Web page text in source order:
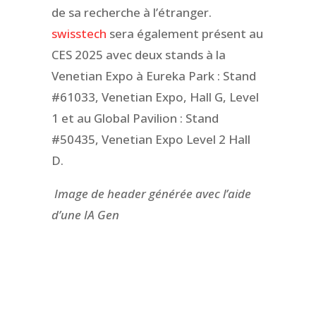
de sa recherche à l’étranger.
swisstech sera également présent au
CES 2025 avec deux stands à la
Venetian Expo à Eureka Park : Stand
#61033, Venetian Expo, Hall G, Level
1 et au Global Pavilion : Stand
#50435, Venetian Expo Level 2 Hall
D.
Image de header générée avec l’aide
d’une IA Gen